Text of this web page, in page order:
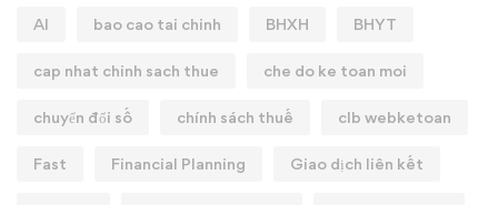
AI bao cao tai chinh BHXH BHYT
cap nhat chinh sach thue che do ke toan moi
chuyển đổi số chính sách thuế clb webketoan
Fast Financial Planning Giao dịch liên kết